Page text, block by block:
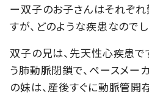
ー双子のお子さんはそれぞ
すが、どのような疾患なのでし
双子の兄は、先天性心疾患
う肺動脈閉鎖で、ペースメー
の妹は、産後すぐに動脈管